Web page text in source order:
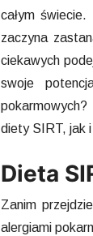
całym
zaczyna
ciekawych
swoje
diety SIRT, jak
Dieta
Zanim
alergiami